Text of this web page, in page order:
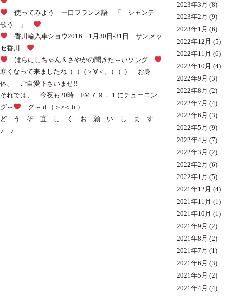
使ってみよう 一口フランス語 「 シャンテ
歌う 」
香川輸入車ショウ2016 1月30日-31日 サンメッ
セ香川
はらにしちゃん＆さやかの聞きた～いソング
寒くなって来ましたね（（（＞∀＜。））） お身
体、 ご自愛下さいませ!!
それでは、 今夜も20時 FM７９．１にチューニン
グ～
グ～ｄ（＞ε＜ｂ）
ど う ぞ 宜 し く お 願 い し ま す
♪ ♪
2023年3月 (8)
2023年2月 (9)
2023年1月 (6)
2022年12月 (5)
2022年11月 (6)
2022年10月 (4)
2022年9月 (3)
2022年8月 (2)
2022年7月 (4)
2022年6月 (3)
2022年5月 (9)
2022年4月 (7)
2022年3月 (2)
2022年2月 (6)
2022年1月 (5)
2021年12月 (4)
2021年11月 (1)
2021年10月 (1)
2021年9月 (2)
2021年8月 (2)
2021年7月 (1)
2021年6月 (3)
2021年5月 (2)
2021年4月 (4)